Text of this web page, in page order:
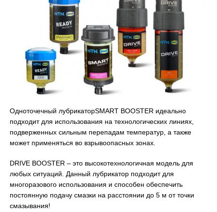
Одноточечный лубрикаторSMART BOOSTER идеально
подходит для использования на технологических линиях,
подверженных сильным перепадам температур, а также
может применяться во взрывоопасных зонах.
DRIVE BOOSTER – это высокотехнологичная модель для
любых ситуаций. Данный лубрикатор подходит для
многоразового использования и способен обеспечить
постоянную подачу смазки на расстоянии до 5 м от точки
смазывания!